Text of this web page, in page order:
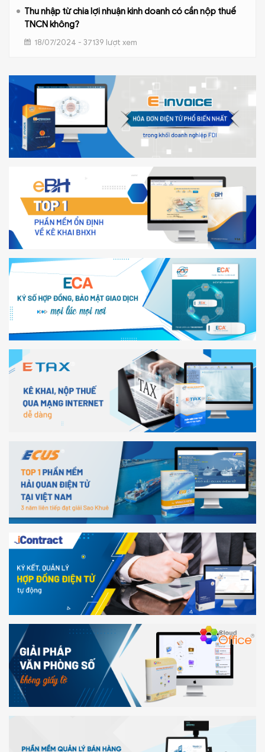
Thu nhập từ chia lợi nhuận kinh doanh có cần nộp thuế
TNCN không?
18/07/2024 - 37139 lượt xem